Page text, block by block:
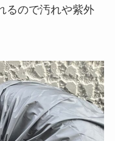
るので汚れや紫外